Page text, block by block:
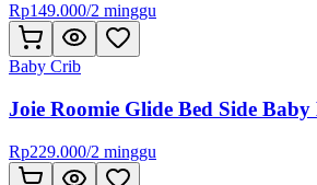
Rp149.000/2 minggu
Baby Crib
Joie Roomie Glide Bed Side
Rp229.000/2 minggu